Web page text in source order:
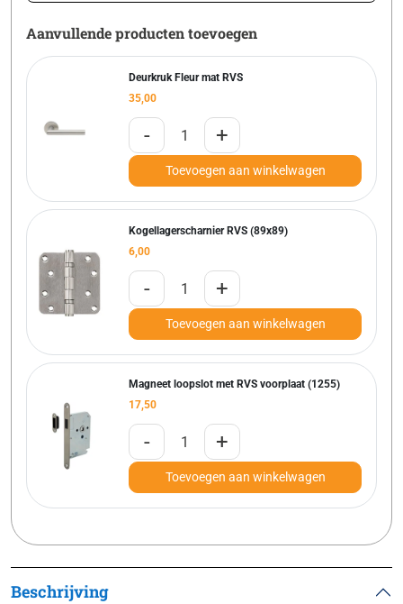
Aanvullende producten toevoegen
Deurkruk Fleur mat RVS
35,00
- +
Toevoegen aan winkelwagen
Kogellagerscharnier RVS (89x89)
6,00
- +
Toevoegen aan winkelwagen
Magneet loopslot met RVS voorplaat (1255)
17,50
- +
Toevoegen aan winkelwagen
Beschrijving